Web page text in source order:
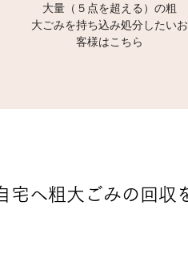
大量（５点を超える）の粗
大ごみを持ち込み処分したいお
客様はこちら
宅へ粗大ごみの回収